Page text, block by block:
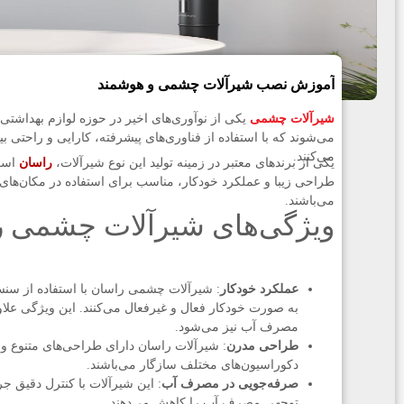
آموزش نصب شیرآلات چشمی و هوشمند
شیرآلات چشمی یکی از نوآوری‌های اخیر در حوزه لوازم
می‌شوند که با استفاده از فناوری‌های پیشرفته، کارایی و راحتی
می‌کنند.
یکی از برندهای معتبر در زمینه تولید این نوع شیرآلات،راسان
طراحی زیبا و عملکرد خودکار، مناسب برای استفاده در
می‌باشند.
ویژگی‌های شیرآلات چشمی
عملکرد خودکار : شیرآلات چشمی راسان با استفاده از
به صورت خودکار فعال و غیرفعال می‌کنند. این ویژگی
مصرف آب نیز می‌شود.
طراحی مدرن: شیرآلات راسان دارای طراحی‌های متنوع
دکوراسیون‌های مختلف سازگار می‌باشند.
صرفه‌جویی در مصرف آب: این شیرآلات با کنترل دقیق